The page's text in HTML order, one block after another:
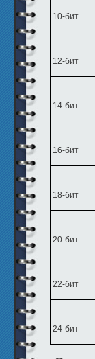
10-бит
12-бит
14-бит
16-бит
18-бит
20-бит
22-бит
24-бит